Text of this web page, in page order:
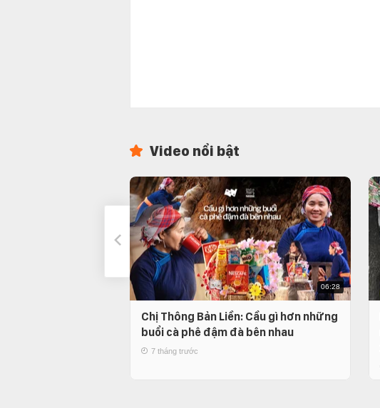
Video nổi bật
06:28
Chị Thông Bản Liền: Cầu gì hơn những
buổi cà phê đậm đà bên nhau
7 tháng trước